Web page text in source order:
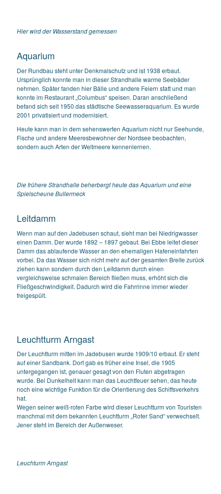
Hier wird der Wasserstand gemessen
Aquarium
Der Rundbau steht unter Denkmalschutz und ist 1938 erbaut.
Ursprünglich konnte man in dieser Strandhalle warme Seebäder
nehmen. Später fanden hier Bälle und andere Feiern statt und man
konnte im Restaurant „Columbus“ speisen. Daran anschließend
befand sich seit 1950 das städtische Seewasseraquarium. Es wurde
2001 privatisiert und modernisiert.
Heute kann man in dem sehenswerten Aquarium nicht nur Seehunde,
Fische und andere Meeresbewohner der Nordsee beobachten,
sondern auch Arten der Weltmeere kennenlernen.
Die frühere Strandhalle beherbergt heute das Aquarium und eine
Spielscheune Bullermeck
Leitdamm
Wenn man auf den Jadebusen schaut, sieht man bei Niedrigwasser
einen Damm. Der wurde 1892 – 1897 gebaut. Bei Ebbe leitet dieser
Damm das ablaufende Wasser an den ehemaligen Hafeneinfahrten
vorbei. Da das Wasser sich nicht mehr auf der gesamten Breite zurück
ziehen kann sondern durch den Leitdamm durch einen
vergleichsweise schmalen Bereich fließen muss, erhöht sich die
Fließgeschwindigkeit. Dadurch wird die Fahrrinne immer wieder
freigespült.
Leuchtturm Arngast
Der Leuchtturm mitten im Jadebusen wurde 1909/10 erbaut. Er steht
auf einer Sandbank. Dort gab es früher eine Insel, die 1905
untergegangen ist, genauer gesagt von den Fluten abgetragen
wurde. Bei Dunkelheit kann man das Leuchtfeuer sehen, das heute
noch eine wichtige Funktion für die Orientierung des Schiffsverkehrs
hat.
Wegen seiner weiß-roten Farbe wird dieser Leuchtturm von Touristen
manchmal mit dem bekannten Leuchtturm „Roter Sand“ verwechselt.
Jener steht im Bereich der Außenweser.
Leuchturm Arngast